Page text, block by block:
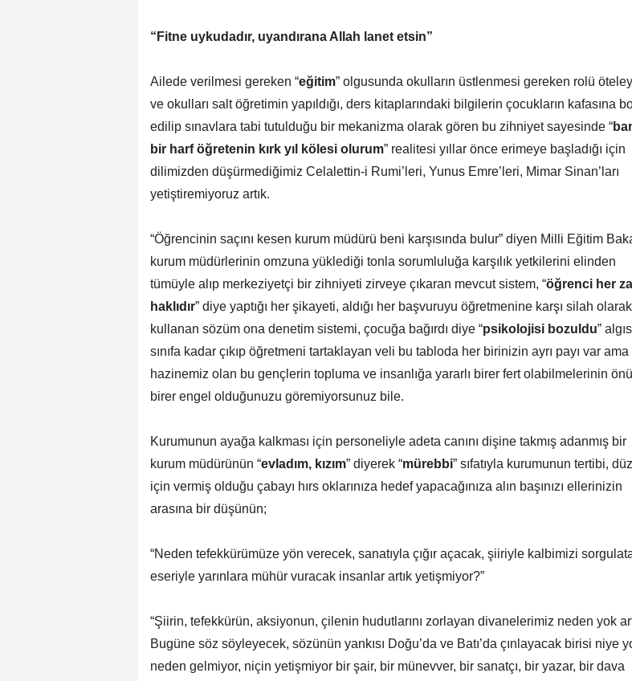
“Fitne uykudadır, uyandırana Allah lanet etsin”
Ailede verilmesi gereken “eğitim” olgusunda okulların üstlenmesi gereken rolü
ve okulları salt öğretimin yapıldığı, ders kitaplarındaki bilgilerin çocukların kafasına
edilip sınavlara tabi tutulduğu bir mekanizma olarak gören bu zihniyet sayesinde “
bir harf öğretenin kırk yıl kölesi olurum” realitesi yıllar önce erimeye başladığı için
dilimizden düşürmediğimiz Celalettin-i Rumi’leri, Yunus Emre’leri, Mimar Sinan’ları
yetiştiremiyoruz artık.
“Öğrencinin saçını kesen kurum müdürü beni karşısında bulur” diyen Milli Eğitim
kurum müdürlerinin omzuna yüklediği tonla sorumluluğa karşılık yetkilerini elinden
tümüyle alıp merkeziyetçi bir zihniyeti zirveye çıkaran mevcut sistem, “öğrenci her
haklıdır” diye yaptığı her şikayeti, aldığı her başvuruyu öğretmenine karşı silah olarak
kullanan sözüm ona denetim sistemi, çocuğa bağırdı diye “psikolojisi bozuldu”
sınıfa kadar çıkıp öğretmeni tartaklayan veli bu tabloda her birinizin ayrı payı var ama
hazinemiz olan bu gençlerin topluma ve insanlığa yararlı birer fert olabilmelerinin
birer engel olduğunuzu göremiyorsunuz bile.
Kurumunun ayağa kalkması için personeliyle adeta canını dişine takmış adanmış bir
kurum müdürünün “evladım, kızım” diyerek “mürebbi” sıfatıyla kurumunun tertibi,
için vermiş olduğu çabayı hırs oklarınıza hedef yapacağınıza alın başınızı ellerinizin
arasına bir düşünün;
“Neden tefekkürümüze yön verecek, sanatıyla çığır açacak, şiiriyle kalbimizi
eseriyle yarınlara mühür vuracak insanlar artık yetişmiyor?”
“Şiirin, tefekkürün, aksiyonun, çilenin hudutlarını zorlayan divanelerimiz neden yok
Bugüne söz söyleyecek, sözünün yankısı Doğu’da ve Batı’da çınlayacak birisi niye
neden gelmiyor, niçin yetişmiyor bir şair, bir münevver, bir sanatçı, bir yazar, bir dava